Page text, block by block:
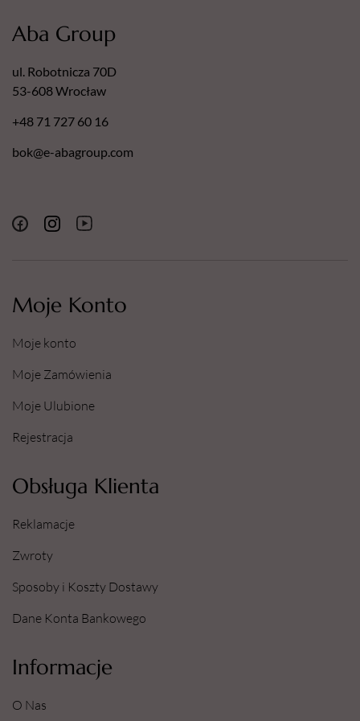
Moje Konto
Moje konto
Moje Zamówienia
Moje Ulubione
Rejestracja
Obsługa Klienta
Reklamacje
Zwroty
Sposoby i Koszty Dostawy
Dane Konta Bankowego
Informacje
O Nas
Aba Group
ul. Robotnicza 70D
53-608 Wrocław
+48 71 727 60 16
bok@e-abagroup.com